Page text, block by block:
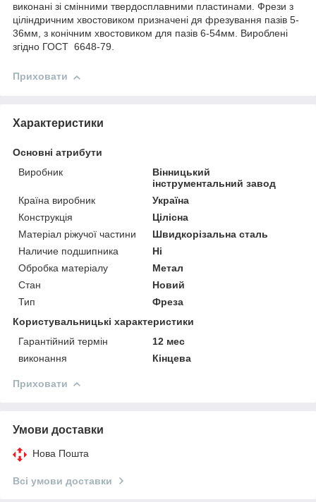
виконані зі смінними твердосплавними пластинами. Фрези з
ціліндричним хвостовиком призначені дя фрезування пазів 5-
36мм, з конічним хвостовиком для пазів 6-54мм. Вироблені
згідно ГОСТ 6648-79.
Приховати
Характеристики
Основні атрибути
Виробник
Вінницький
інструментальний завод
Країна виробник
Україна
Конструкція
Цілісна
Матеріал ріжучої частини
Швидкорізальна сталь
Наличие подшипника
Ні
Обробка матеріалу
Метал
Стан
Новий
Тип
Фреза
Користувальницькі характеристики
Гарантійний термін
12 мес
виконання
Кінцева
Приховати
Умови доставки
Нова Пошта
Всі умови доставки